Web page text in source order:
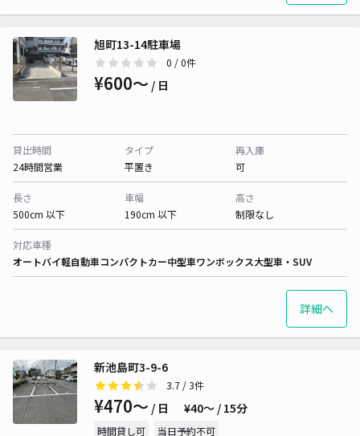
旭町13-14駐車場
0 / 0件
¥600〜 / 日
貸出時間
24時間営業
タイプ
平置き
再入庫
可
長さ
500cm 以下
車幅
190cm 以下
高さ
制限なし
対応車種
オートバイ軽自動車コンパクトカー中型車ワンボックス大型車・SUV
詳細へ
新池島町3-9-6
3.7 / 3件
¥470〜 / 日 ¥40〜 / 15分
時間貸し可 当日予約不可